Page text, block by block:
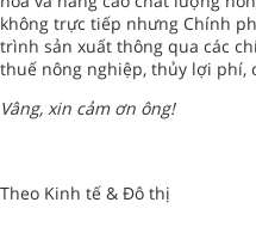
không trực tiếp nhưng Chính
trình sản xuất thông qua các
thuế nông nghiệp, thủy lợi phí,
Vâng, xin cảm ơn ông!
Theo Kinh tế & Đô thị